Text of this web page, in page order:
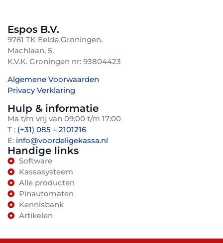
Espos B.V.
9761 TK Eelde Groningen,
Machlaan, 5.
K.V.K. Groningen nr: 93804423
Algemene Voorwaarden
Privacy Verklaring
Hulp & informatie
Ma t/m vrij van 09:00 t/m 17:00
T : (+31) 085 – 2101216
E: info@voordeligekassa.nl
Handige links
Software
Kassasysteem
Alle producten
Pinautomaten
Kennisbank
Artikelen